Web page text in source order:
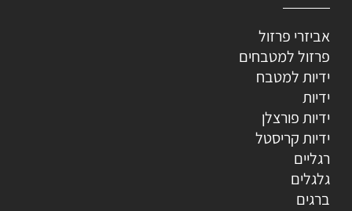
אביזרי פרזול
פרזול למטבחים
ידיות למטבח
ידיות
ידיות פורצלן
ידיות קריסטל
רגליים
גלגלים
ברגים